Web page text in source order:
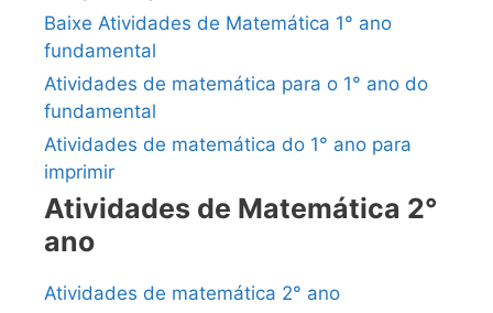
Baixe Atividades de Matemática 1° ano
fundamental
Atividades de matemática para o 1° ano do
fundamental
Atividades de matemática do 1° ano para
imprimir
Atividades de Matemática 2°
ano
Atividades de matemática 2° ano